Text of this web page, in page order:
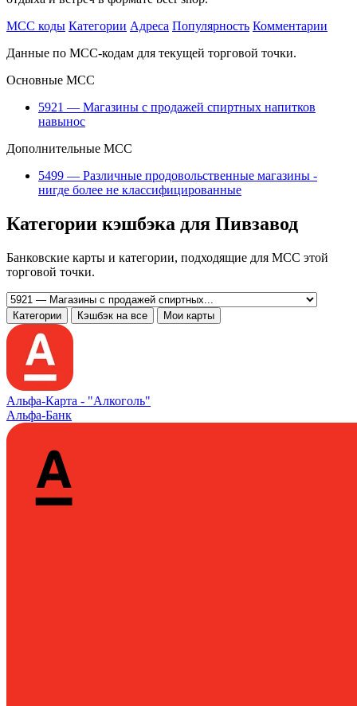
MCC коды Категории Адреса Популярность Комментарии
Данные по MCC-кодам для текущей торговой точки.
Основные MCC
5921 — Магазины с продажей спиртных напитков
навынос
Дополнительные MCC
5499 — Различные продовольственные магазины -
нигде более не классифицированные
Категории кэшбэка для Пивзавод
Банковские карты и категории, подходящие для MCC этой
торговой точки.
Категории Кэшбэк на все Мои карты
Альфа‑Карта - "Алкоголь"
Альфа-Банк